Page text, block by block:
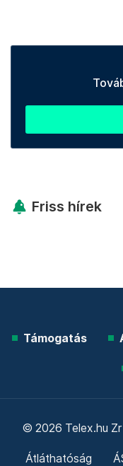
Friss hírek
Támogatás
© 2026 Telex.hu
Átláthatóság